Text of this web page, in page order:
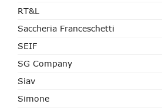
RT&L
Saccheria Franceschetti
SEIF
SG Company
Siav
Simone